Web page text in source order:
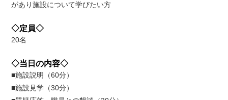
があり施設について学びたい方
◇定員◇
20名
◇当日の内容◇
■施設説明（60分）
■施設見学（30分）